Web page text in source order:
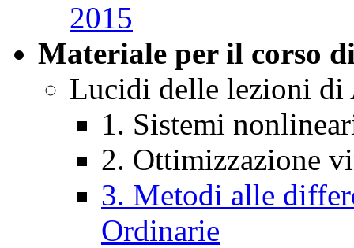
2015
Materiale per il corso
Lucidi delle lezioni di
1. Sistemi
2. Ottimizzazione
3. Metodi alle
Ordinarie